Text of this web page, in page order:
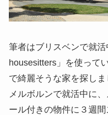
筆者はブリスベンで就
housesitters」を使って
で綺麗そうな家を探し
メルボルンで就活中に
ール付きの物件に３週間